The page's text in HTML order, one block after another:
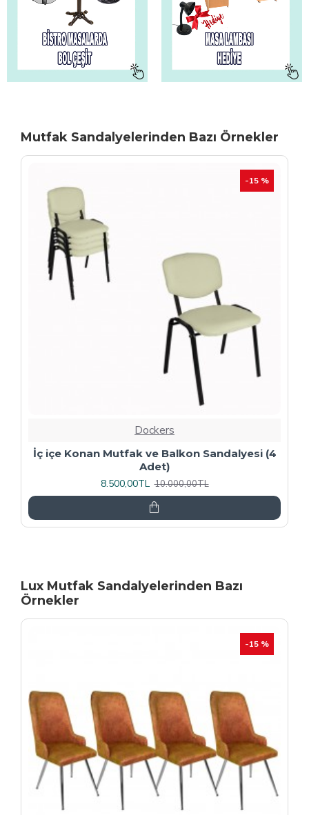
Mutfak Sandalyelerinden Bazı Örnekler
TÜKENIYOR
Dockers
Kapitoneli Sandalye (Deri) (4 Adet) - Yeşil
9.600,00TL 12.000,00TL
Lux Mutfak Sandalyelerinden Bazı
Örnekler
YENI
İHRAÇ FAZLASI
-20 %